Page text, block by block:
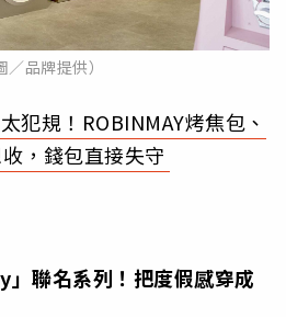
／品牌提供）
犯規！ROBINMAY烤焦包、
，錢包直接失守
」聯名系列！把度假感穿成